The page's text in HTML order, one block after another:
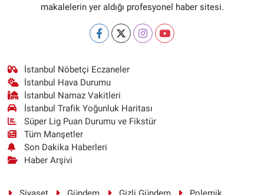
makalelerin yer aldığı profesyonel haber sitesi.
İstanbul Nöbetçi Eczaneler
İstanbul Hava Durumu
İstanbul Namaz Vakitleri
İstanbul Trafik Yoğunluk Haritası
Süper Lig Puan Durumu ve Fikstür
Tüm Manşetler
Son Dakika Haberleri
Haber Arşivi